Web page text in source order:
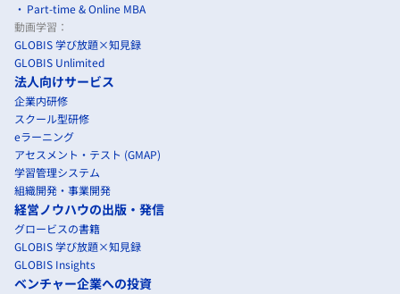
Part-time & Online MBA
動画学習：
GLOBIS 学び放題×知見録
GLOBIS Unlimited
法人向けサービス
企業内研修
スクール型研修
eラーニング
アセスメント・テスト (GMAP)
学習管理システム
組織開発・事業開発
経営ノウハウの出版・発信
グロービスの書籍
GLOBIS 学び放題×知見録
GLOBIS Insights
ベンチャー企業への投資